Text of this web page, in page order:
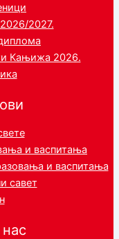
2027.
Кањижа 2026.
и васпитања
и васпитања
савет
нас